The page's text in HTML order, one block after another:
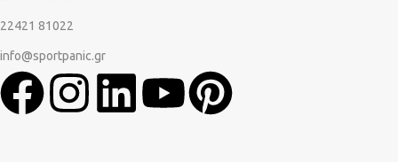
22421 81022
info@sportpanic.gr